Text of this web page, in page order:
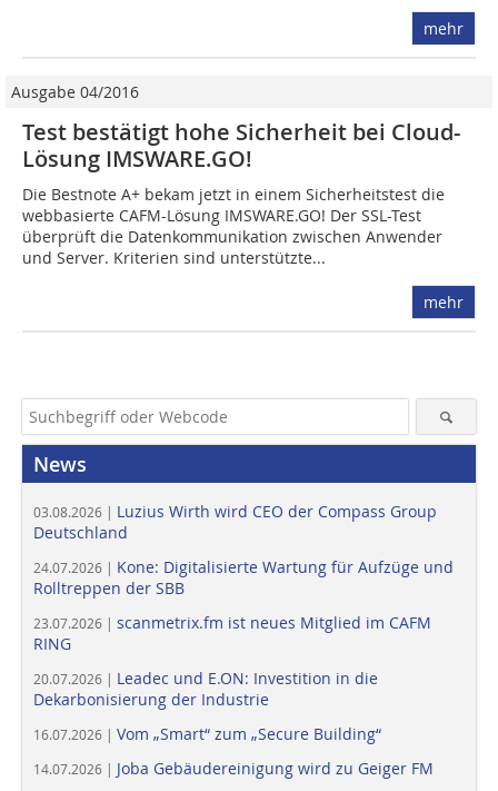
mehr
Ausgabe 04/2016
Test bestätigt hohe Sicherheit bei Cloud-
Lösung IMSWARE.GO!
Die Bestnote A+ bekam jetzt in einem Sicherheitstest die
webbasierte CAFM-Lösung IMSWARE.GO! Der SSL-Test
überprüft die Datenkommunikation zwischen Anwender
und Server. Kriterien sind unterstützte...
mehr
News
03.08.2026 | Luzius Wirth wird CEO der Compass Group
Deutschland
24.07.2026 | Kone: Digitalisierte Wartung für Aufzüge und
Rolltreppen der SBB
23.07.2026 | scanmetrix.fm ist neues Mitglied im CAFM
RING
20.07.2026 | Leadec und E.ON: Investition in die
Dekarbonisierung der Industrie
16.07.2026 | Vom „Smart“ zum „Secure Building“
14.07.2026 | Joba Gebäudereinigung wird zu Geiger FM